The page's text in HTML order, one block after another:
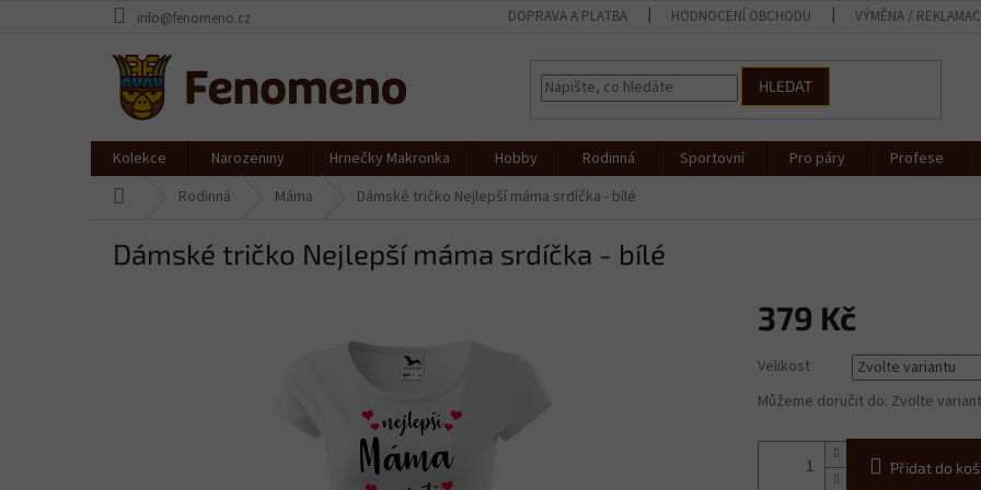
info@fenomeno.cz DOPRAVA A PLATBA HODNOCENÍ OBCHODU VÝMĚNA /
HLEDAT
Kolekce Narozeniny Hrnečky Makronka Hobby Rodinná Sportovní Pro páry Profese
Rodinná Máma Dámské tričko Nejlepší máma srdíčka - bílé
Dámské tričko Nejlepší máma srdíčka - bílé
379 Kč
cena:
Velikost
Můžeme doručit do: Zvolte
Přidat do